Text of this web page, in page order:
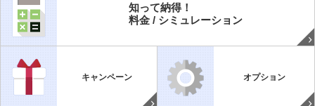
知って納得！
料金 / シミュレーション
キャンペーン オプション